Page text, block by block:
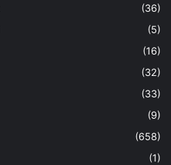
(36)
(5)
(16)
(32)
(33)
(9)
(658)
(1)